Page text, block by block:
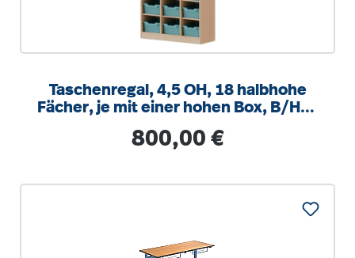
Taschenregal, 4,5 OH, 18 halbhohe
Fächer, je mit einer hohen Box, B/H/T
Regulärer Preis:
800,00 €